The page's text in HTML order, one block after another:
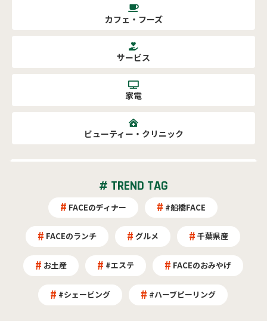
カフェ・フーズ
サービス
家電
ビューティー・クリニック
# TREND TAG
FACEのディナー #船橋FACE
FACEのランチ グルメ 千葉県産
お土産 #エステ FACEのおみやげ
#シェービング #ハーブピーリング